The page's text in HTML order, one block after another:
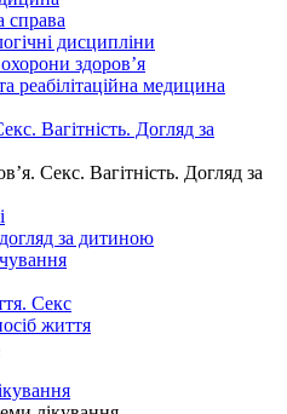
справа
дисципліни
здоров’я
реабілітаційна медицина
Вагітність. Догляд за
Секс. Вагітність. Догляд за
догляд за дитиною
Секс
життя